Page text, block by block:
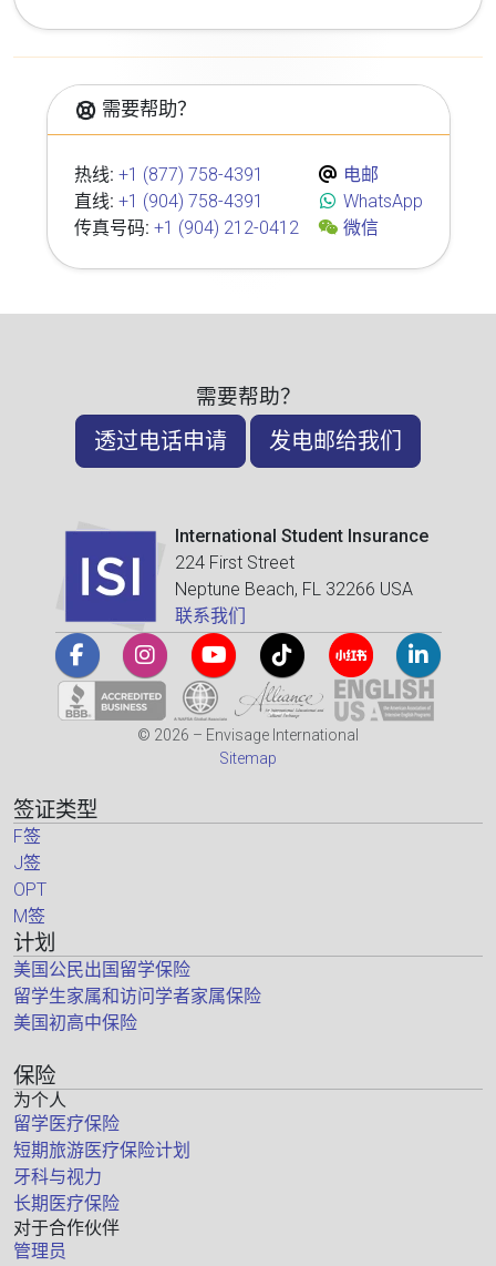
需要帮助？
热线: +1 (877) 758-4391
直线: +1 (904) 758-4391
传真号码: +1 (904) 212-0412
电邮
WhatsApp
微信
需要帮助？
透过电话申请 发电邮给我们
International Student Insurance
224 First Street
Neptune Beach, FL 32266 USA
联系我们
© 2026 – Envisage International
Sitemap
签证类型
F签
J签
OPT
M签
计划
美国公民出国留学保险
留学生家属和访问学者家属保险
美国初高中保险
保险
为个人
留学医疗保险
短期旅游医疗保险计划
牙科与视力
长期医疗保险
对于合作伙伴
管理员